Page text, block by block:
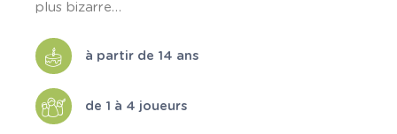
plus bizarre…
à partir de 14 ans
de 1 à 4 joueurs